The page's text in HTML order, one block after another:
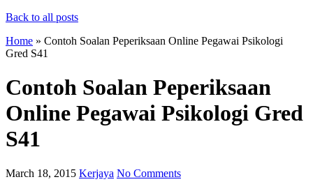
Back to all posts
Home » Contoh Soalan Peperiksaan Online Pegawai Psikologi
Gred S41
Contoh Soalan Peperiksaan
Online Pegawai Psikologi Gred
S41
March 18, 2015 Kerjaya No Comments